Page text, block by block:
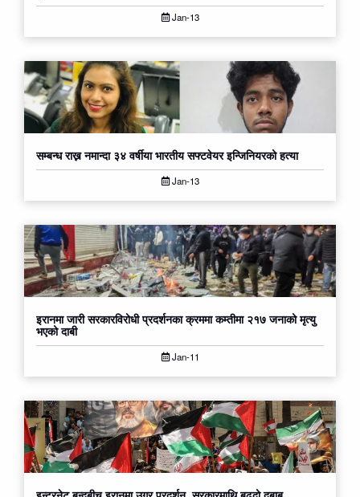
Jan-13
सम्बन्ध राख्न नमान्दा ३४ वर्षीया भार​तीय​ सफ्टवेयर इन्जिनियरको हत्या
Jan-13
इरानमा जारी सरकारविरोधी प्रदर्शनका क्रममा कम्तीमा २१७ जनाको मृत्यु
भएको दाबी
Jan-11